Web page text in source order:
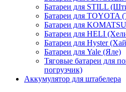
Батареи для STILL
Батареи для TOYOTA
Батареи для
Батареи для HELI
Батареи для Hyster
Батареи для Yale (Яле)
Тяговые батареи для
погрузчик)
Аккумулятор для штабелера